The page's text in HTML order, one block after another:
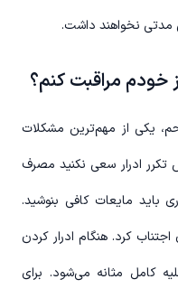
مدتی نخواهند داشت.
یکی از مهم‌ترین مشکلات
ادرار سعی نکنید مصرف
باید مایعات کافی بنوشید.
کرد. هنگام ادرار کردن
کامل مثانه می‌شود. برای